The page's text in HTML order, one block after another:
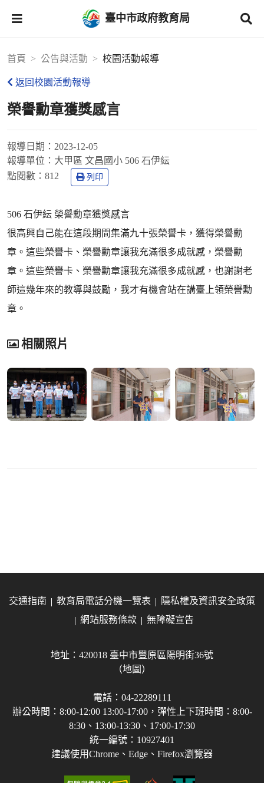
臺中市政府教育局
首頁 公告與活動 校園活動報導
返回校園活動報導
榮譽勳章獲獎感言
報導日期： 2023-12-05
報導單位： 大甲區 文昌國小 506 石伊紜
點閱數： 812 列印
506 石伊紜 榮譽勳章獲獎感言
很高興自己能在這段期間集滿九十張榮譽卡，獲得榮譽勳
章。這些榮譽卡、榮譽勳章讓我充滿很多成就感，榮譽勳
章。這些榮譽卡、榮譽勳章讓我充滿很多成就感，也謝謝老
師這幾年來的教導與鼓勵，我才有機會站在講臺上領榮譽勳
章。
相關照片
交通指南 教育局電話分機一覽表
隱私權及資訊安全政策
網站服務條款
無障礙宣告
地址：420018 臺中市豐原區陽明街36號
（地圖）
電話：04-22289111
辦公時間：8:00-12:00 13:00-17:00，彈性上下班時間：8:00-
8:30、13:00-13:30、17:00-17:30
統一編號：10927401
建議使用Chrome、Edge、Firefox瀏覽器